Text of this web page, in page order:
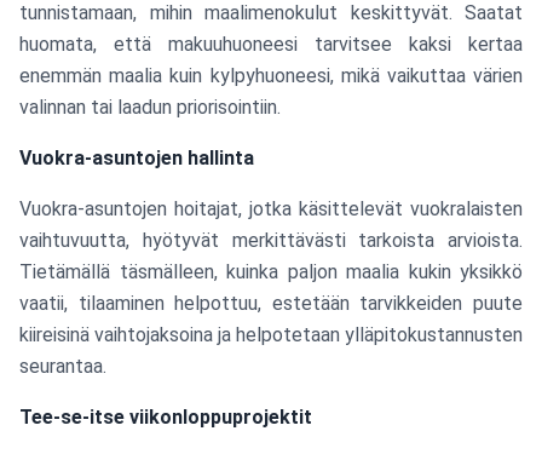
tunnistamaan, mihin maalimenokulut keskittyvät. Saatat
huomata, että makuuhuoneesi tarvitsee kaksi kertaa
enemmän maalia kuin kylpyhuoneesi, mikä vaikuttaa värien
valinnan tai laadun priorisointiin.
Vuokra-asuntojen hallinta
Vuokra-asuntojen hoitajat, jotka käsittelevät vuokralaisten
vaihtuvuutta, hyötyvät merkittävästi tarkoista arvioista.
Tietämällä täsmälleen, kuinka paljon maalia kukin yksikkö
vaatii, tilaaminen helpottuu, estetään tarvikkeiden puute
kiireisinä vaihtojaksoina ja helpotetaan ylläpitokustannusten
seurantaa.
Tee-se-itse viikonloppuprojektit